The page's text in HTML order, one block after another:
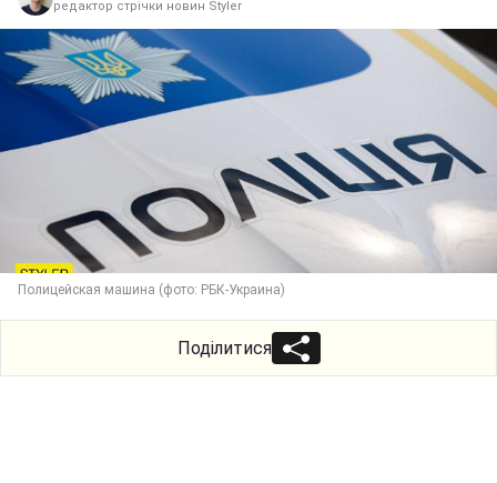
редактор стрічки новин Styler
Полицейская машина (фото: РБК-Украина)
Поділитися